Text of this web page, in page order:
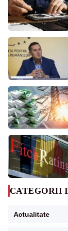
CATEGORII
Actualitate